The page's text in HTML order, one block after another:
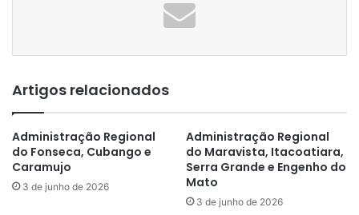
Artigos relacionados
Administração Regional
do Fonseca, Cubango e
Caramujo
3 de junho de 2026
Administração Regional
do Maravista, Itacoatiara,
Serra Grande e Engenho do
Mato
3 de junho de 2026